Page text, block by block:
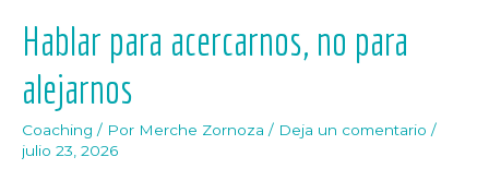
Hablar para acercarnos, no para
alejarnos
Coaching / Por Merche Zornoza / Deja un comentario /
julio 23, 2026